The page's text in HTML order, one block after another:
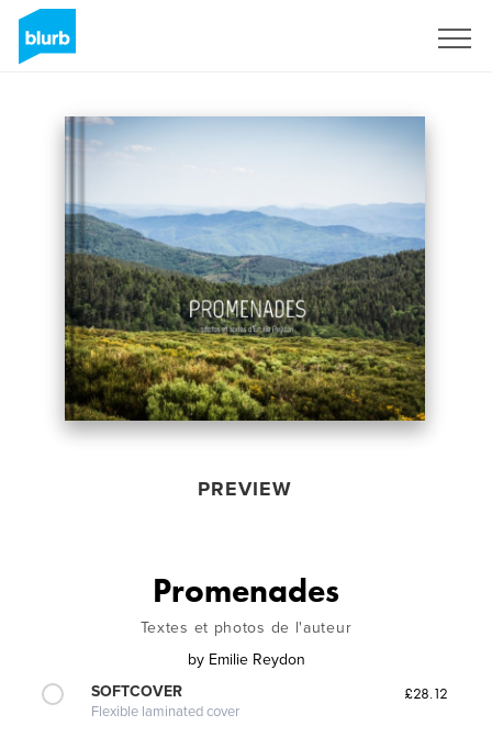
PREVIEW
Promenades
Textes et photos de l'auteur
by Emilie Reydon
SOFTCOVER
Flexible laminated cover
£28.12